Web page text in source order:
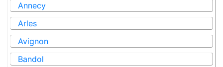
Annecy
Arles
Avignon
Bandol